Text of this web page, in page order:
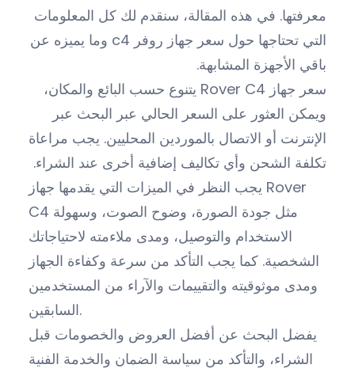
معرفتها. في هذه المقالة، سنقدم لك كل المعلومات
التي تحتاجها حول سعر جهاز روفر c4 وما يميزه عن
باقي الأجهزة المشابهة.
سعر جهاز Rover C4 يتنوع حسب البائع والمكان،
ويمكن العثور على السعر الحالي عبر البحث عبر
الإنترنت أو الاتصال بالموردين المحليين. يجب مراعاة
تكلفة الشحن وأي تكاليف إضافية أخرى عند الشراء.
يجب النظر في الميزات التي يقدمها جهاز Rover
C4 مثل جودة الصورة، وضوح الصوت، وسهولة
الاستخدام والتوصيل، ومدى ملاءمته لاحتياجاتك
الشخصية. كما يجب التأكد من سرعة وكفاءة الجهاز
ومدى موثوقيته والتقييمات والآراء من المستخدمين
السابقين.
يفضل البحث عن أفضل العروض والخصومات قبل
الشراء، والتأكد من سياسة الضمان والخدمة الفنية